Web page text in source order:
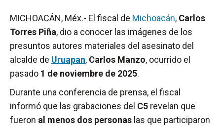
MICHOACÁN, Méx.- El fiscal de Michoacán, Carlos
Torres Piña, dio a conocer las imágenes de los
presuntos autores materiales del asesinato del
alcalde de Uruapan, Carlos Manzo, ocurrido el
pasado 1 de noviembre de 2025.
Durante una conferencia de prensa, el fiscal
informó que las grabaciones del C5 revelan que
fueron al menos dos personas las que participaron